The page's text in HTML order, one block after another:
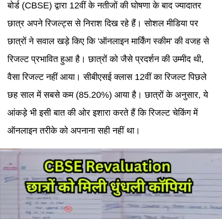
बोर्ड (CBSE) द्वारा 12वीं के नतीजों की घोषणा के बाद ज्यादातर
छात्र अपने रिजल्ट्स से निराश दिख रहे हैं। सोशल मीडिया पर
छात्रों ने सवाल खड़े किए कि 'ऑनलाइन मार्किंग स्कीम' की वजह से
रिजल्ट प्रभावित हुआ है। छात्रों को जैसे प्रदर्शन की उम्मीद थी,
वैसा रिजल्ट नहीं आया। सीबीएसई क्लास 12वीं का रिजल्ट पिछले
छह साल में सबसे कम (85.20%) आया है। छात्रों के अनुसार, ये
आंकड़े भी इसी बात की ओर इशारा करते हैं कि रिजल्ट चेकिंग में
ऑनलाइन तरीके को अपनाना सही नहीं था।